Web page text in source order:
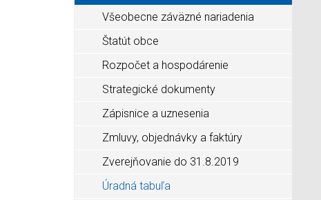
Všeobecne záväzné nariadenia
Štatút obce
Rozpočet a hospodárenie
Strategické dokumenty
Zápisnice a uznesenia
Zmluvy, objednávky a faktúry
Zverejňovanie do 31.8.2019
Úradná tabuľa